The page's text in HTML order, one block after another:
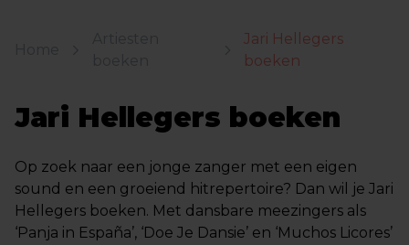
Jari Hellegers
boeken
Jari Hellegers boeken
Op zoek naar een jonge zanger met een eigen
sound en een groeiend hitrepertoire? Dan wil je Jari
Hellegers boeken. Met dansbare meezingers als
‘Panja in España’, ‘Doe Je Dansie’ en ‘Muchos Licores’